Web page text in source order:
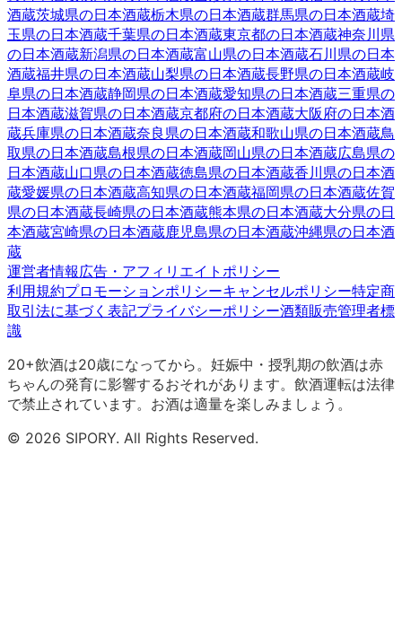
酒蔵茨城県の日本酒蔵栃木県の日本酒蔵群馬県の日本酒蔵埼
玉県の日本酒蔵千葉県の日本酒蔵東京都の日本酒蔵神奈川県
の日本酒蔵新潟県の日本酒蔵富山県の日本酒蔵石川県の日本
酒蔵福井県の日本酒蔵山梨県の日本酒蔵長野県の日本酒蔵岐
阜県の日本酒蔵静岡県の日本酒蔵愛知県の日本酒蔵三重県の
日本酒蔵滋賀県の日本酒蔵京都府の日本酒蔵大阪府の日本酒
蔵兵庫県の日本酒蔵奈良県の日本酒蔵和歌山県の日本酒蔵鳥
取県の日本酒蔵島根県の日本酒蔵岡山県の日本酒蔵広島県の
日本酒蔵山口県の日本酒蔵徳島県の日本酒蔵香川県の日本酒
蔵愛媛県の日本酒蔵高知県の日本酒蔵福岡県の日本酒蔵佐賀
県の日本酒蔵長崎県の日本酒蔵熊本県の日本酒蔵大分県の日
本酒蔵宮崎県の日本酒蔵鹿児島県の日本酒蔵沖縄県の日本酒
蔵
運営者情報 広告・アフィリエイトポリシー
利用規約プロモーションポリシーキャンセルポリシー特定商
取引法に基づく表記プライバシーポリシー酒類販売管理者標
識
20+飲酒は20歳になってから。妊娠中・授乳期の飲酒は赤
ちゃんの発育に影響するおそれがあります。飲酒運転は法律
で禁止されています。お酒は適量を楽しみましょう。
© 2026 SIPORY. All Rights Reserved.